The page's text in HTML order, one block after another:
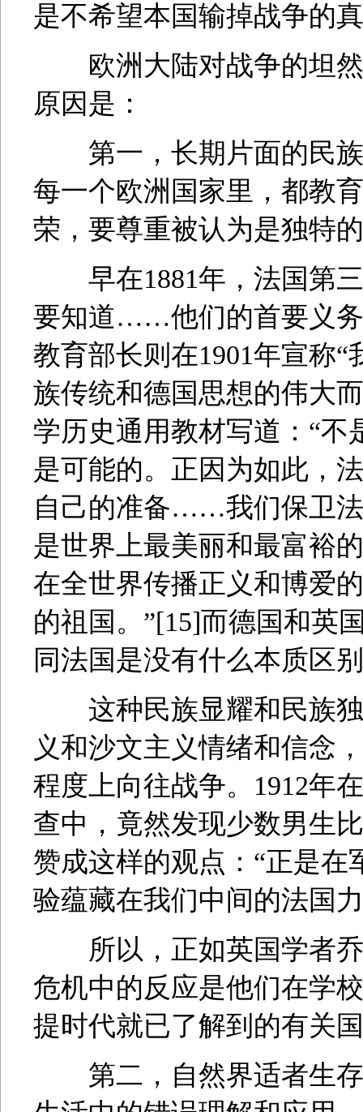
是不希望本国输掉战争的
欧洲大陆对战争的坦然
原因是：
第一，长期片面的民族
每一个欧洲国家里，都教
荣，要尊重被认为是独特
早在1881年，法国第三
要知道……他们的首要义务
教育部长则在1901年宣称
族传统和德国思想的伟大
学历史通用教材写道：“
是可能的。正因为如此，
自己的准备……我们保卫
是世界上最美丽和最富裕
在全世界传播正义和博爱
的祖国。”[15]而德国和英
同法国是没有什么本质区
这种民族显耀和民族独
义和沙文主义情绪和信念
程度上向往战争。1912年
查中，竟然发现少数男生
赞成这样的观点：“正是
验蕴藏在我们中间的法国
所以，正如英国学者乔
危机中的反应是他们在学
提时代就已了解到的有关
第二，自然界适者生存